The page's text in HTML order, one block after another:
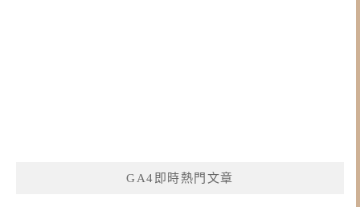
GA4即時熱門文章